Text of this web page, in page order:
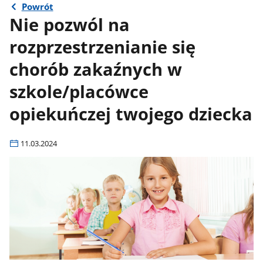
Powrót
Nie pozwól na
rozprzestrzenianie się
chorób zakaźnych w
szkole/placówce
opiekuńczej twojego dziecka
11.03.2024